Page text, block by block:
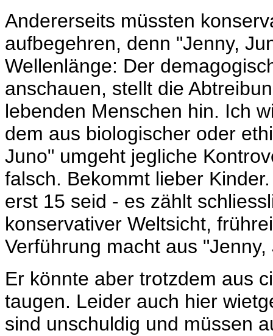
Andererseits müssten
aufbegehren, denn "Jenny,
Wellenlänge: Der
anschauen, stellt die
lebenden Menschen hin. Ich
dem aus biologischer oder
Juno" umgeht jegliche
falsch. Bekommt lieber
erst 15 seid - es zählt
konservativer Weltsicht,
Verführung macht aus
Er könnte aber trotzdem aus
taugen. Leider auch hier
sind unschuldig und müssen